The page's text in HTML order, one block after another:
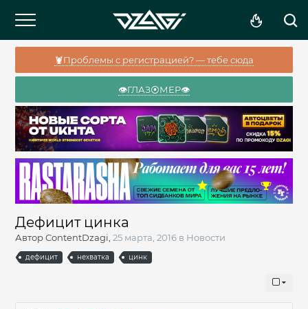
🦞Проблемы с регистрацией? — тебе сюда
👁️ГЛАЗ⦿МЕР👁️
Дефицит цинка
АвторContentDzagi, 25 марта, 2016 в Новости
дефицит нехватка цинк